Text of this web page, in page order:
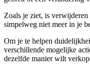
Zoals je ziet, is
simpelweg niet meer in je
Om je te helpen
verschillende mogelijke
dezelfde manier wilt